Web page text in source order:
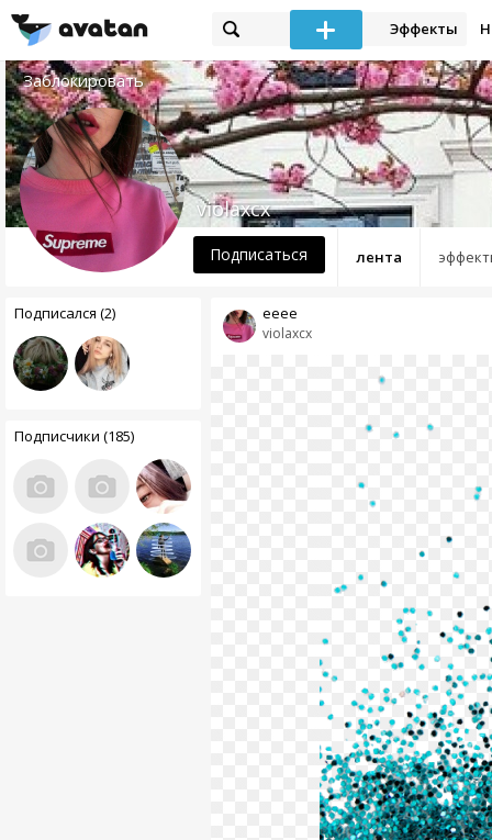
Эффекты
Заблокировать
лента
violaxcx
Подписаться
Подписался (2)
Подписчики (185)
violaxcx
eeee